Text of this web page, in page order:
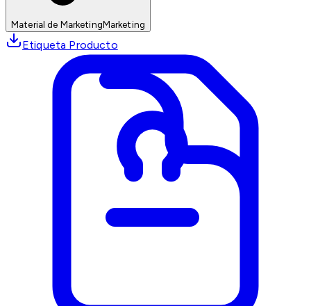
Material de MarketingMarketing
Etiqueta Producto